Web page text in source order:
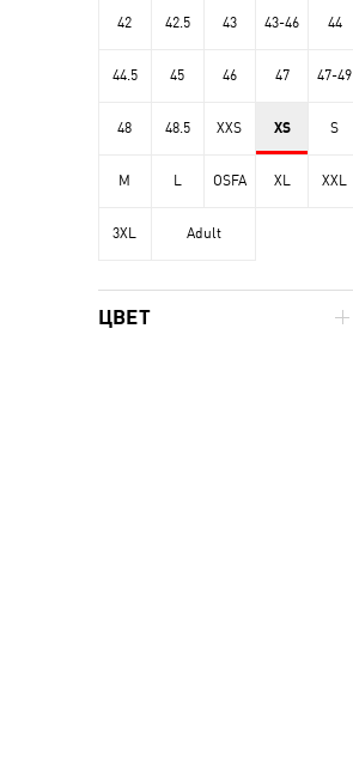
42 42.5 43 43-46 44
44.5 45 46 47 47-49
48 48.5 XXS XS S
M L OSFA XL XXL
3XL Adult
ЦВЕТ